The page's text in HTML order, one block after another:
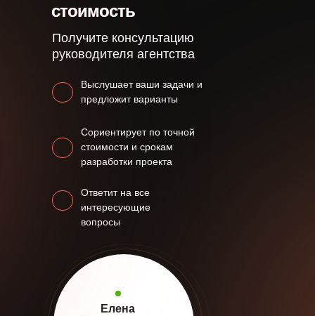
Сориентирует по точной
стоимости и срокам
разработки проекта
Получите консультацию
руководителя агентства
Ответит на все
интересующие
вопросы
Выслушает ваши задачи и
предложит варианты
Елена
стоимость